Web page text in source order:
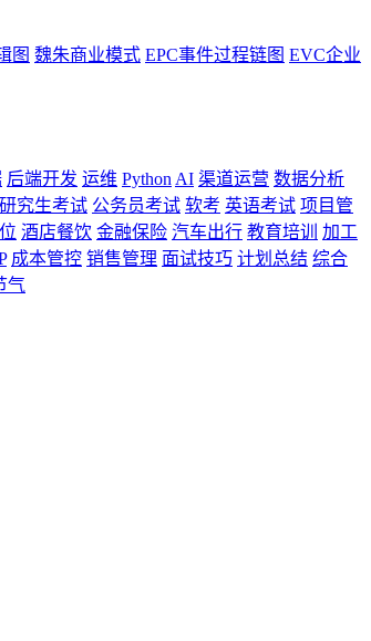
图 魏朱商业模式 EPC事件过程链图 EVC企业
后端开发 运维 Python AI 渠道运营 数据分析
研究生考试 公务员考试 软考 英语考试 项目管
酒店餐饮 金融保险 汽车出行 教育培训
加工
成本管控 销售管理 面试技巧 计划总结 综合
气